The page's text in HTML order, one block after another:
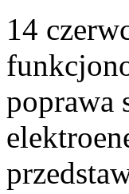
14
poprawa